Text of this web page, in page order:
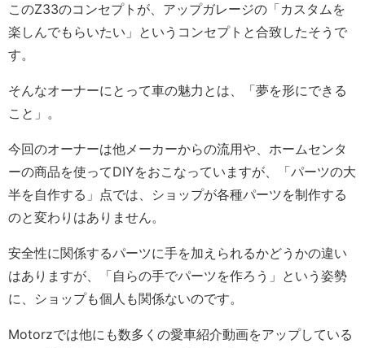
このZ33のコンセプトが、アップガレージの「カスタムを
楽しんでもらいたい」というコンセプトと合致したそうで
す。
そんなオーナーにとって車の魅力とは、「夢を形にできる
こと」。
今回のオーナーは他メーカーからの流用や、ホームセンタ
ーの商品を使ってDIYをおこなっていますが、「パーツの大
半を自作する」点では、ショップが各種パーツを制作する
のと変わりはありません。
安全性に関係するパーツに手を加えられるかどうかの違い
はありますが、「自らの手でパーツを作ろう」という姿勢
に、ショップも個人も関係ないのです。
Motorzでは他にも数多くの愛車紹介動画をアップしている